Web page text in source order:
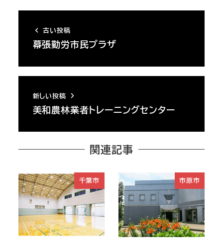
古い投稿
幕張勤労市民プラザ
新しい投稿
美和農林業者トレーニングセンター
関連記事
千葉市 市原市